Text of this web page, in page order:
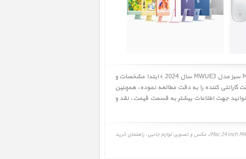
کاربر گرامی! لطفا قبل از خرید آی مک iMac 24 inch M4 MWUE3 Green (8C-8C/16-256) 2024 ﴿ آی مک 24 اینچ M4 سبز مدل MWUE3 سال 2024 ﴾ ابتدا مشخصات و
گارانتی کننده را به دقت مطالعه نموده، همچنین
قیمت، نقد و
قیمت، مشخصات و نقد و بررسی، برنامه و درایور آی مک 24 اینچ M4 سبز مدل MWUE3 سال 2024، iMac 24 inch M4 MWUE3 Green (8C-8C/16-256) 2024، عکس و تصویر، لوازم جانبی، راهنمای خرید